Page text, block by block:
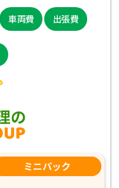
車両費 出張費
ミニパック